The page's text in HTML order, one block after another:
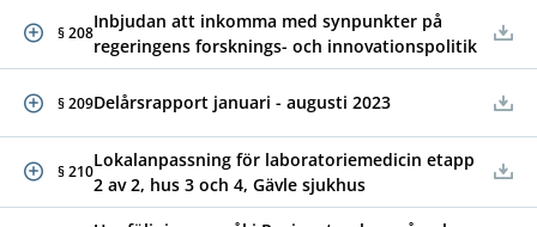
§ 208
Inbjudan att inkomma med synpunkter på
regeringens forsknings- och innovationspolitik
§ 209Delårsrapport januari - augusti 2023
§ 210
Lokalanpassning för laboratoriemedicin etapp
2 av 2, hus 3 och 4, Gävle sjukhus